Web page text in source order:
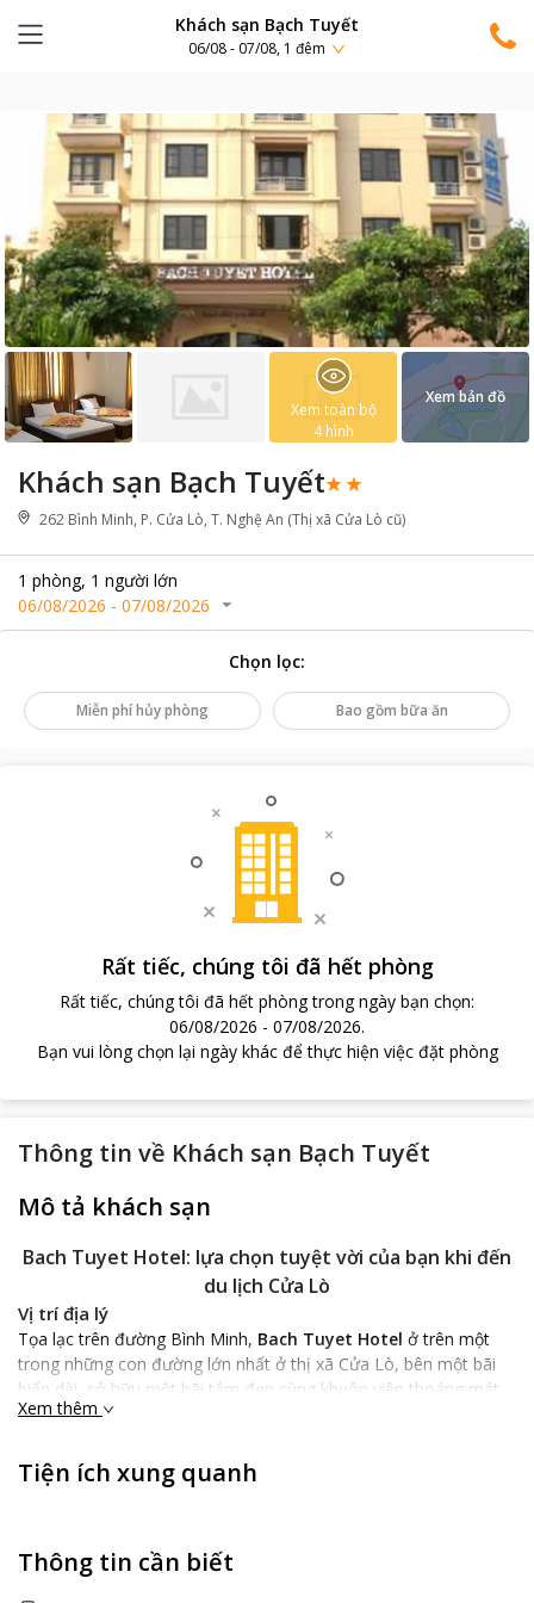
Khách sạn Bạch Tuyết
06/08 - 07/08, 1 đêm
Khách sạn Bạch Tuyết
262 Bình Minh, P. Cửa Lò, T. Nghệ An (Thị xã Cửa Lò cũ)
1 phòng, 1 người lớn
06/08/2026 - 07/08/2026
Xem toàn bộ
4 hình
Xem bản đồ
Chọn lọc:
Miễn phí hủy phòng Bao gồm bữa ăn
Rất tiếc, chúng tôi đã hết phòng
Rất tiếc, chúng tôi đã hết phòng trong ngày bạn chọn:
06/08/2026 - 07/08/2026.
Bạn vui lòng chọn lại ngày khác để thực hiện việc đặt phòng
Thông tin về Khách sạn Bạch Tuyết
Mô tả khách sạn
Bach Tuyet Hotel: lựa chọn tuyệt vời của bạn khi đến
du lịch Cửa Lò
Vị trí địa lý
Tọa lạc trên đường Bình Minh, Bach Tuyet Hotel ở trên một
trong những con đường lớn nhất ở thị xã Cửa Lò, bên một bãi
biển dài, sở hữu một bãi tắm đẹp cùng khuôn viên thoáng mát.
Đây là khách sạn có vị trí cực kỳ thuận lợi cho dù khách du lịch
Đặc điểm khách sạn
gió, tạo ấn tượng cho du khách ngay từ khi du khách bước chân
vào khách sạn. Với 33 phòng diện tích rộng rãi từ 24 đến 28m2,
nội thất sang trọng và đầy đủ tiện nghi, khiến cho không gian
Xem thêm
Tiện ích xung quanh
Thông tin cần biết